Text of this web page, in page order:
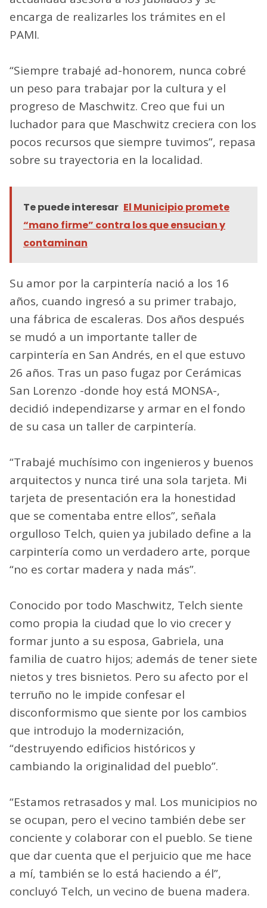
encarga de realizarles los trámites en el
PAMI.
“Siempre trabajé ad-honorem, nunca cobré
un peso para trabajar por la cultura y el
progreso de Maschwitz. Creo que fui un
luchador para que Maschwitz creciera con los
pocos recursos que siempre tuvimos”, repasa
sobre su trayectoria en la localidad.
Te puede interesar El Municipio promete
“mano firme” contra los que ensucian y
contaminan
Su amor por la carpintería nació a los 16
años, cuando ingresó a su primer trabajo,
una fábrica de escaleras. Dos años después
se mudó a un importante taller de
carpintería en San Andrés, en el que estuvo
26 años. Tras un paso fugaz por Cerámicas
San Lorenzo -donde hoy está MONSA-,
decidió independizarse y armar en el fondo
de su casa un taller de carpintería.
“Trabajé muchísimo con ingenieros y buenos
arquitectos y nunca tiré una sola tarjeta. Mi
tarjeta de presentación era la honestidad
que se comentaba entre ellos”, señala
orgulloso Telch, quien ya jubilado define a la
carpintería como un verdadero arte, porque
“no es cortar madera y nada más”.
Conocido por todo Maschwitz, Telch siente
como propia la ciudad que lo vio crecer y
formar junto a su esposa, Gabriela, una
familia de cuatro hijos; además de tener siete
nietos y tres bisnietos. Pero su afecto por el
terruño no le impide confesar el
disconformismo que siente por los cambios
que introdujo la modernización,
“destruyendo edificios históricos y
cambiando la originalidad del pueblo”.
“Estamos retrasados y mal. Los municipios no
se ocupan, pero el vecino también debe ser
conciente y colaborar con el pueblo. Se tiene
que dar cuenta que el perjuicio que me hace
a mí, también se lo está haciendo a él”,
concluyó Telch, un vecino de buena madera.